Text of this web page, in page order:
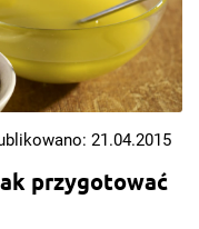
przygotować
21.04.2015